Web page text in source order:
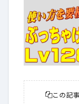
この記